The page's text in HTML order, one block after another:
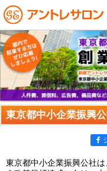
東京都中小企業振興
東京都中小企業振興公社